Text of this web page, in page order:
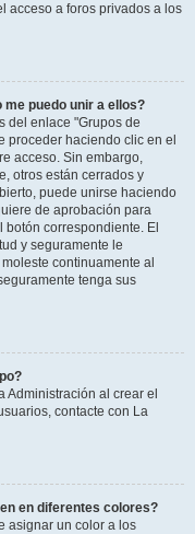
acceso a foros privados a los
puedo unir a ellos?
del enlace "Grupos de
proceder haciendo clic en el
acceso. Sin embargo,
otros están cerrados y
puede unirse haciendo
de aprobación para
correspondiente. El
y seguramente le
continuamente al
tenga sus
Administración al crear el
contacte con La
en diferentes colores?
asignar un color a los